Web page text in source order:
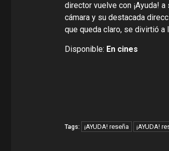
director vuelve con ¡Ayuda!
cámara y su destacada
que queda claro, se divirtió a
Disponible: En cines
Tags: ¡AYUDA! reseña ¡AYUDA!